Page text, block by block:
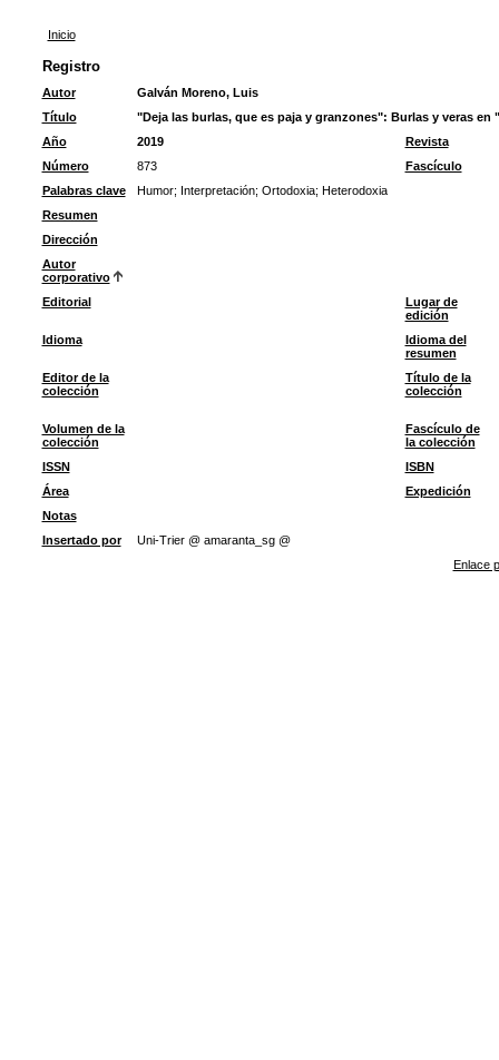
Inicio
Registro
Autor
Galván Moreno, Luis
Título
"Deja las burlas, que es paja y granzones": Burlas y veras en
Año
2019
Revista
Número
873
Fascículo
Palabras clave
Humor; Interpretación; Ortodoxia; Heterodoxia
Resumen
Dirección
Autor
corporativo
Editorial
Lugar de
edición
Idioma
Idioma del
resumen
Editor de la
colección
Título de la
colección
Volumen de la
colección
Fascículo de
la colección
ISSN
ISBN
Área
Expedición
Notas
Insertado por
Uni-Trier @ amaranta_sg @
Enlace